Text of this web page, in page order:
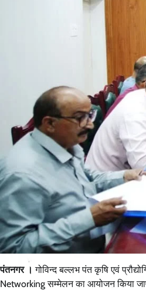
पंतनगर । गोविन्द बल्लभ पंत कृषि एवं
Networking सम्मेलन का आयोजन किया